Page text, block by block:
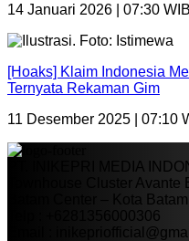
14 Januari 2026 | 07:30 WIB
[Hoaks] Klaim Indonesia
Ternyata Rekaman Gim
11 Desember 2025 | 07:10
PT. INIKEPRI MEDIA
Townhouse Cluster Avante
Batam Center – Kota Batam
Telp : +6281356000306
Email :